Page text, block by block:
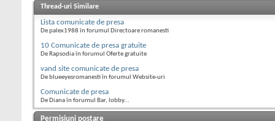
Thread-uri Similare
Lista comunicate de presa
De palex1988 în forumul Directoare romanesti
10 Comunicate de presa gratuite
De Rapsodia în forumul Oferte gratuite
vand site comunicate de presa
De blueeyesromanesti în forumul Website-uri
Comunicate de presa
De Diana în forumul Bar, lobby...
Permisiuni postare